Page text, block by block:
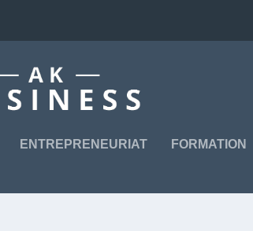
ENTREPRENEURIAT FORMATION